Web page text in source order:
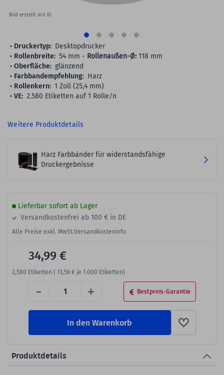
Bild erstellt mit KI
Druckertyp: Desktopdrucker
Rollenbreite: 54 mm - Rollenaußen-Ø: 118 mm
Oberfläche: glänzend
Farbbandempfehlung: Harz
Rollenkern: 1 Zoll (25,4 mm)
VE: 2.580 Etiketten auf 1 Rolle/n
Weitere Produktdetails
Harz Farbbänder für widerstandsfähige
Druckergebnisse
Lieferbar sofort ab Lager
Versandkostenfrei ab 100 € in DE
Alle Preise exkl. MwSt.Versandkosteninfo
- + Bestpreis-Garantie
34,99 €
2,580 Etiketten ( 13,56 € je 1.000 Etiketten)
In den Warenkorb
Produktdetails